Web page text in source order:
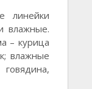
линейки
влажные.
– курица
влажные